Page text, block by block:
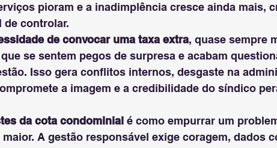
pioram e a inadimplência cresce ainda mais,
controlar.
de convocar uma taxa extra, quase sempre
se sentem pegos de surpresa e acabam
Isso gera conflitos internos, desgaste na
a imagem e a credibilidade do síndico
da cota condominial é como empurrar um
A gestão responsável exige coragem, dados